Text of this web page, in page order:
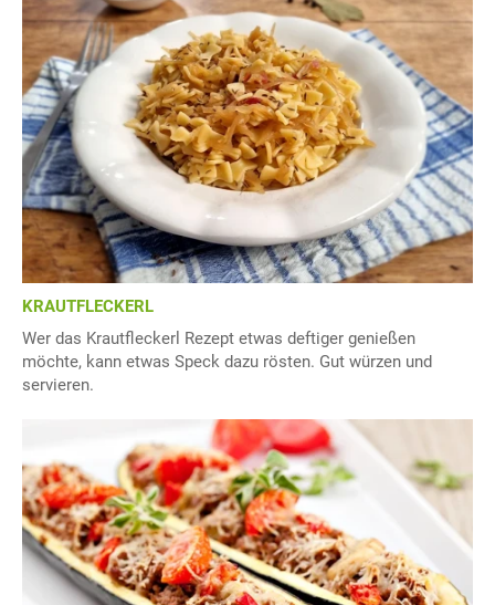
KRAUTFLECKERL
Wer das Krautfleckerl Rezept etwas deftiger genießen
möchte, kann etwas Speck dazu rösten. Gut würzen und
servieren.